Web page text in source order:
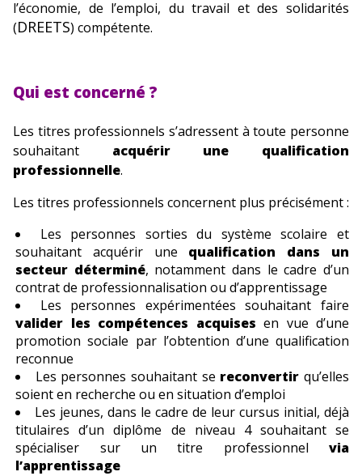
l’économie, de l’emploi, du travail et des solidarités
(DREETS) compétente.
Qui est concerné ?
Les titres professionnels s’adressent à toute personne
souhaitant acquérir une qualification
professionnelle.
Les titres professionnels concernent plus précisément :
Les personnes sorties du système scolaire et
souhaitant acquérir une qualification dans un
secteur déterminé, notamment dans le cadre d’un
contrat de professionnalisation ou d’apprentissage
Les personnes expérimentées souhaitant faire
valider les compétences acquises en vue d’une
promotion sociale par l’obtention d’une qualification
reconnue
Les personnes souhaitant se reconvertir qu’elles
soient en recherche ou en situation d’emploi
Les jeunes, dans le cadre de leur cursus initial, déjà
titulaires d’un diplôme de niveau 4 souhaitant se
spécialiser sur un titre professionnel via
l’apprentissage